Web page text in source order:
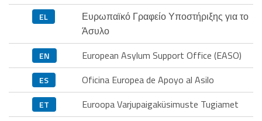
EL
Ευρωπαϊκό Γραφείο Υποστήριξης για το
Άσυλο
EN European Asylum Support Office (EASO)
ES Oficina Europea de Apoyo al Asilo
ET Euroopa Varjupaigaküsimuste Tugiamet